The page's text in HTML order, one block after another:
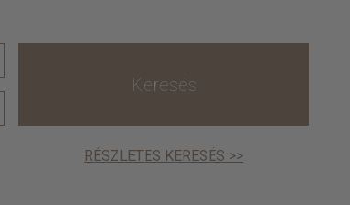
Keresés
RÉSZLETES KERESÉS >>